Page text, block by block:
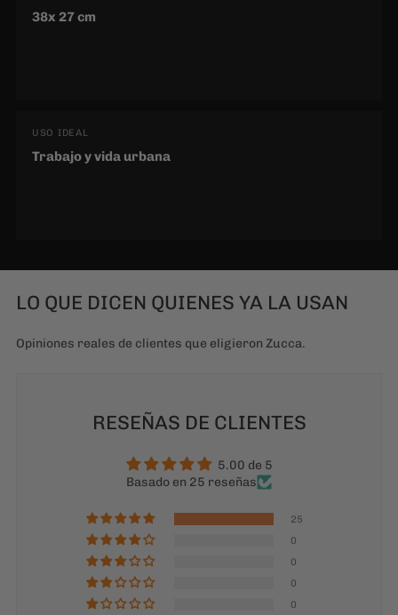
38x 27 cm
USO IDEAL
Trabajo y vida urbana
LO QUE DICEN QUIENES YA LA USAN
Opiniones reales de clientes que eligieron Zucca.
RESEÑAS DE CLIENTES
5.00 de 5
Basado en 25 reseñas
25
0
0
0
0